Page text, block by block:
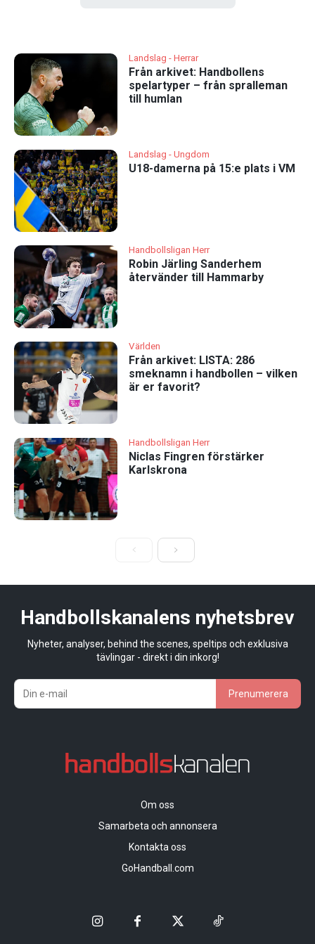
Landslag - Herrar
Från arkivet: Handbollens
spelartyper – från spralleman
till humlan
Landslag - Ungdom
U18-damerna på 15:e plats i VM
Handbollsligan Herr
Robin Järling Sanderhem
återvänder till Hammarby
Världen
Från arkivet: LISTA: 286
smeknamn i handbollen – vilken
är er favorit?
Handbollsligan Herr
Niclas Fingren förstärker
Karlskrona
Handbollskanalens nyhetsbrev
Nyheter, analyser, behind the scenes, speltips och exklusiva
tävlingar - direkt i din inkorg!
Prenumerera
Om oss
Samarbeta och annonsera
Kontakta oss
GoHandball.com